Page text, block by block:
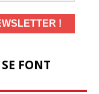
FONT